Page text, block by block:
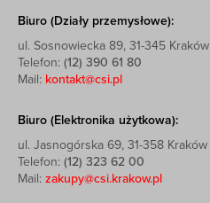
Biuro (Działy przemysłowe):
ul. Sosnowiecka 89, 31-345 Kraków
Telefon: (12) 390 61 80
Mail: kontakt@csi.pl
Biuro (Elektronika użytkowa):
ul. Jasnogórska 69, 31-358 Kraków
Telefon: (12) 323 62 00
Mail: zakupy@csi.krakow.pl